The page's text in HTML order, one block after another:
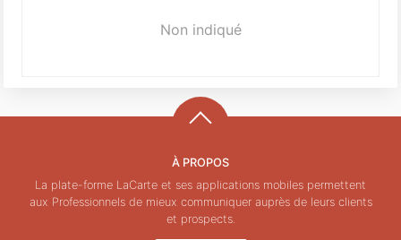
Non indiqué
À PROPOS
La plate-forme LaCarte et ses applications mobiles permettent
aux Professionnels de mieux communiquer auprès de leurs clients
et prospects.